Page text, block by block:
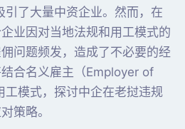
引了大量中资企业。然而，在
业因对当地法规和用工模式的
问题频发，造成了不必要的经
合名义雇主（Employer of
工模式，探讨中企在老挝违规
策略。